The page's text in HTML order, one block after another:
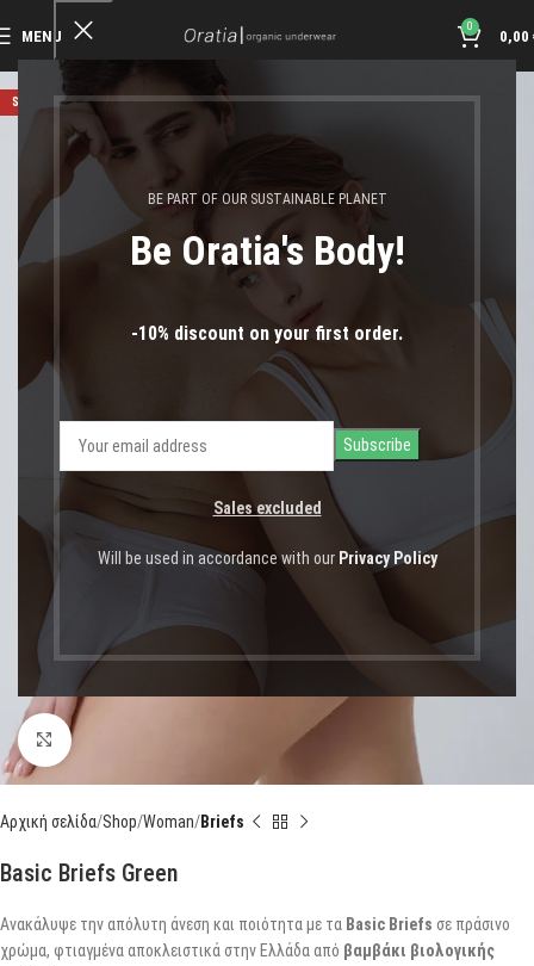
BE PART OF OUR SUSTAINABLE PLANET
Be Oratia's Body!
-10% discount on your first order.
Sales excluded
Will be used in accordance with our Privacy Policy
MENU
0
0,00
SOLD OUT
Click to enlarge
Αρχική σελίδα Shop Woman Briefs
Basic Briefs Green
Ανακάλυψε την απόλυτη άνεση και ποιότητα με τα Basic Briefs σε πράσινο
χρώμα, φτιαγμένα αποκλειστικά στην Ελλάδα από βαμβάκι βιολογικής